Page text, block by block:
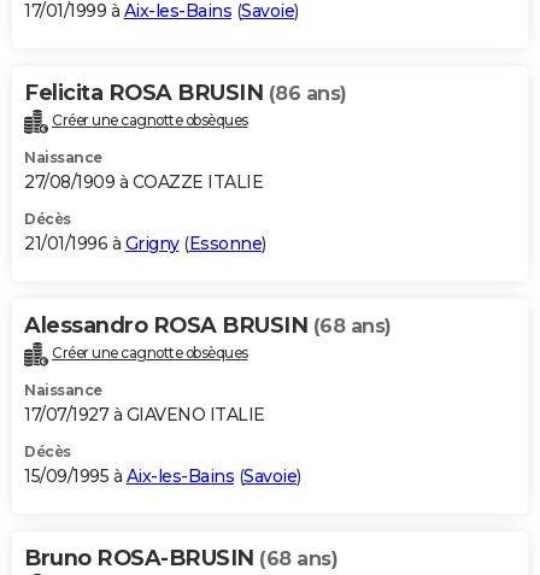
17/01/1999 à Aix-les-Bains (Savoie)
Felicita ROSA BRUSIN (86 ans)
Créer une cagnotte obsèques
Naissance
27/08/1909 à COAZZE ITALIE
Décès
21/01/1996 à Grigny(Essonne)
Alessandro ROSA BRUSIN (68 ans)
Créer une cagnotte obsèques
Naissance
17/07/1927 à GIAVENO ITALIE
Décès
15/09/1995 à Aix-les-Bains (Savoie)
Bruno ROSA-BRUSIN (68 ans)